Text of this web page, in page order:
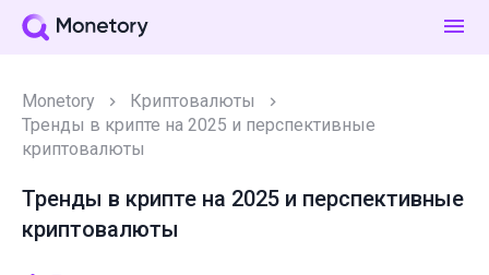
Monetory
Криптовалюты
Тренды в крипте на 2025 и перспективные
криптовалюты
Тренды в крипте на 2025 и перспективные
криптовалюты